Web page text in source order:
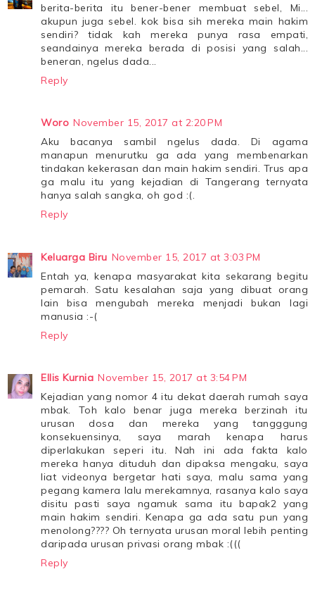
berita-berita itu bener-bener membuat sebel, Mi...
akupun juga sebel. kok bisa sih mereka main hakim
sendiri? tidak kah mereka punya rasa empati,
seandainya mereka berada di posisi yang salah...
beneran, ngelus dada...
Reply
Woro November 15, 2017 at 2:20 PM
Aku bacanya sambil ngelus dada. Di agama
manapun menurutku ga ada yang membenarkan
tindakan kekerasan dan main hakim sendiri. Trus apa
ga malu itu yang kejadian di Tangerang ternyata
hanya salah sangka, oh god :(.
Reply
Keluarga Biru November 15, 2017 at 3:03 PM
Entah ya, kenapa masyarakat kita sekarang begitu
pemarah. Satu kesalahan saja yang dibuat orang
lain bisa mengubah mereka menjadi bukan lagi
manusia :-(
Reply
Ellis Kurnia November 15, 2017 at 3:54 PM
Kejadian yang nomor 4 itu dekat daerah rumah saya
mbak. Toh kalo benar juga mereka berzinah itu
urusan dosa dan mereka yang tangggung
konsekuensinya, saya marah kenapa harus
diperlakukan seperi itu. Nah ini ada fakta kalo
mereka hanya dituduh dan dipaksa mengaku, saya
liat videonya bergetar hati saya, malu sama yang
pegang kamera lalu merekamnya, rasanya kalo saya
disitu pasti saya ngamuk sama itu bapak2 yang
main hakim sendiri. Kenapa ga ada satu pun yang
menolong???? Oh ternyata urusan moral lebih penting
daripada urusan privasi orang mbak :(((
Reply